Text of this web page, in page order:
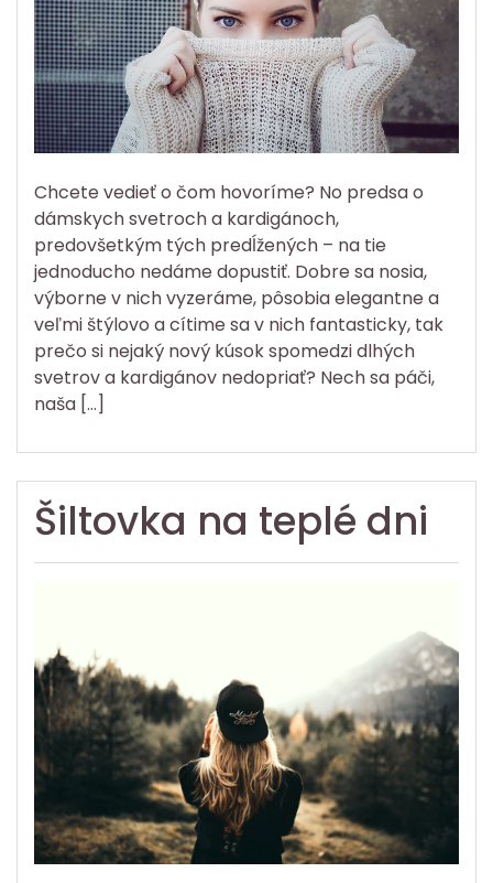
Chcete vedieť o čom hovoríme? No predsa o
dámskych svetroch a kardigánoch,
predovšetkým tých predĺžených – na tie
jednoducho nedáme dopustiť. Dobre sa nosia,
výborne v nich vyzeráme, pôsobia elegantne a
veľmi štýlovo a cítime sa v nich fantasticky, tak
prečo si nejaký nový kúsok spomedzi dlhých
svetrov a kardigánov nedopriať? Nech sa páči,
naša […]
Šiltovka na teplé dni